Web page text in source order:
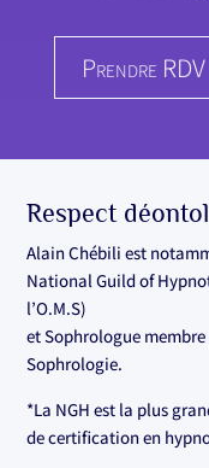
Prendre RDV
Respect
Alain Chébili est
National Guild of
l’O.M.S)
et Sophrologue
Sophrologie.
*La NGH est la plus
de certification en